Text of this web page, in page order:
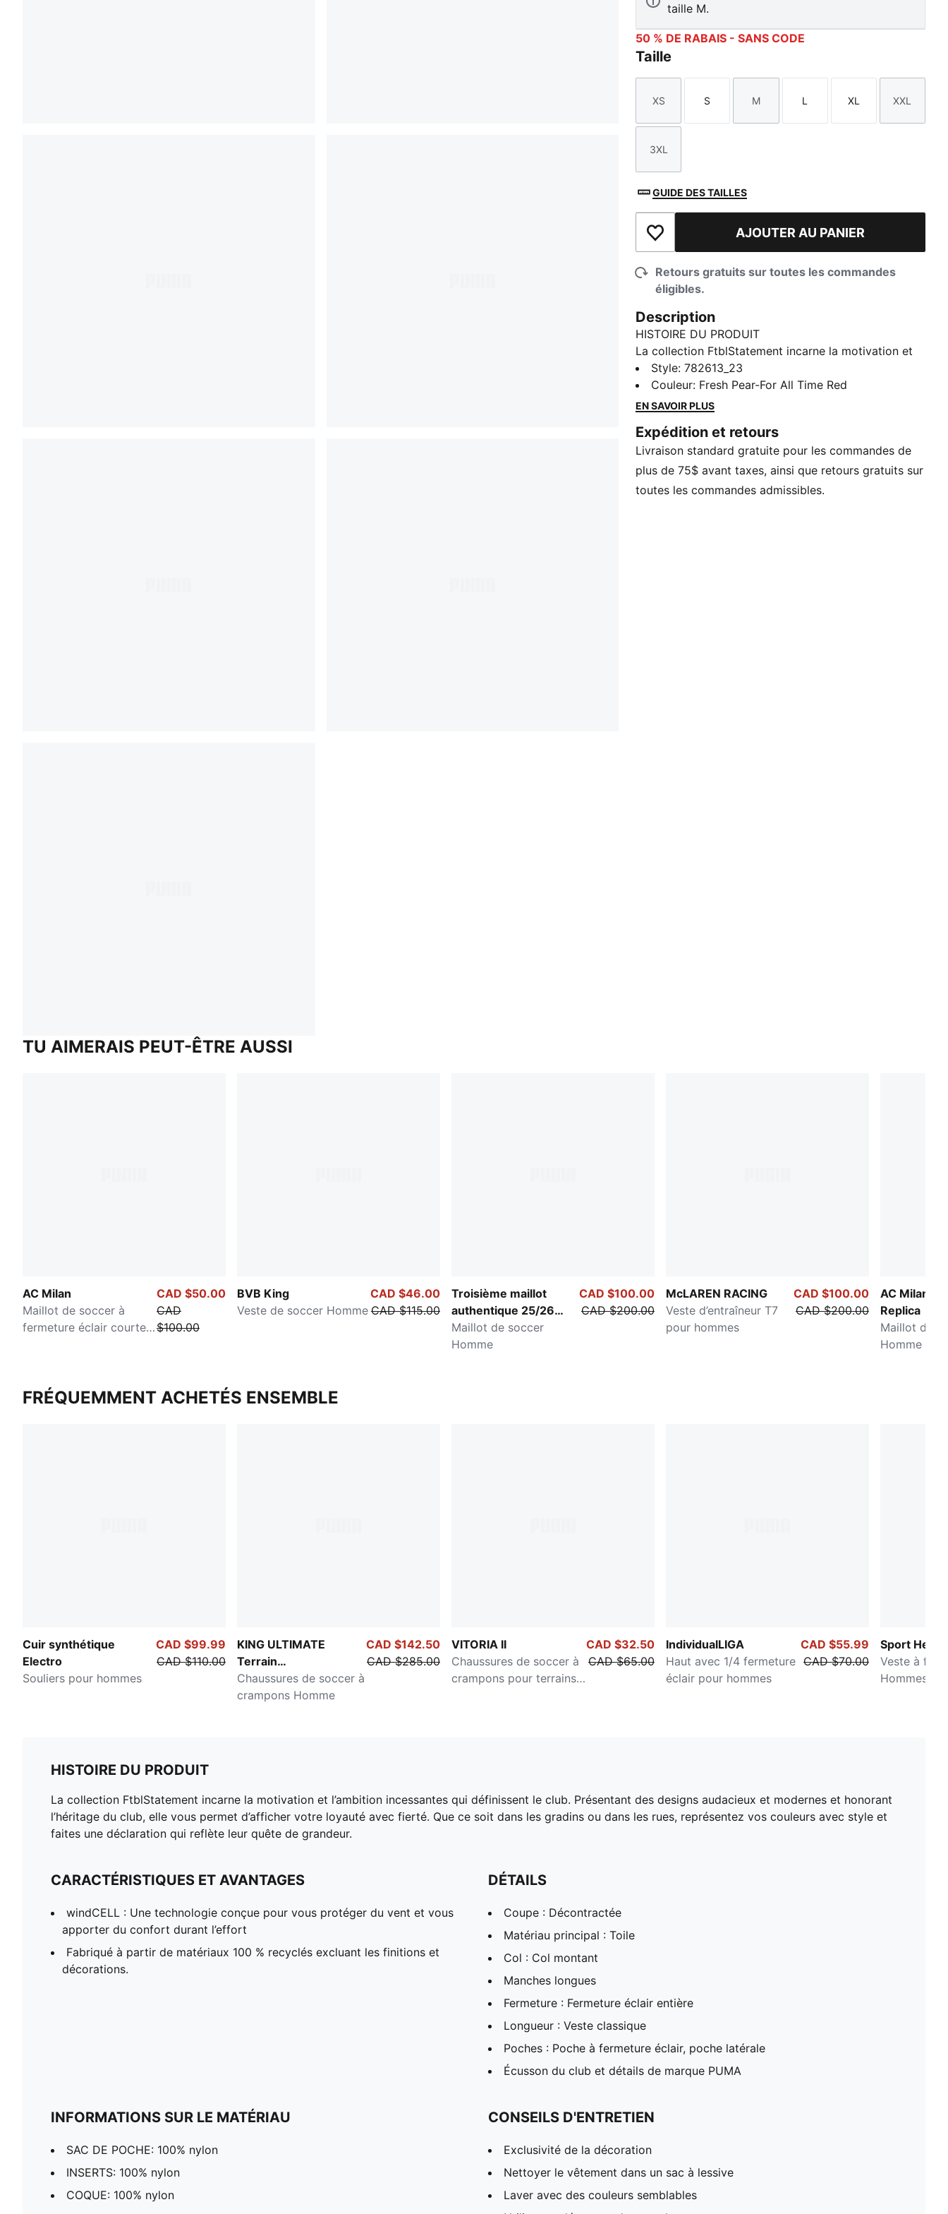
taille M.
50 % DE RABAIS - SANS CODE
Taille
Taille
XS
Taille
S
Taille
M
Taille
L
Taille
XL
Taille
XXL
Taille
3XL
GUIDE DES TAILLES
Ajouter à la liste de souhaits
AJOUTER AU PANIER
Retours gratuits sur toutes les commandes
éligibles.
Description
HISTOIRE DU PRODUIT
La collection FtblStatement incarne la motivation et
l’ambition incessantes qui définissent le club.
Présentant des designs audacieux et modernes et
honorant l’héritage du club, elle vous permet
les gradins ou dans les rues, représentez vos couleurs
avec style et faites une déclaration qui reflète leur
quête de grandeur.
CARACTÉRISTIQUES ET AVANTAGES
Style:782613_23
Couleur: Fresh Pear-For All Time Red
EN SAVOIR PLUS
Expédition et retours
Livraison standard gratuite pour les commandes de
plus de 75$ avant taxes, ainsi que retours gratuits sur
toutes les commandes admissibles.
TU AIMERAIS PEUT-ÊTRE AUSSI
AC Milan
Maillot de soccer à
fermeture éclair courte
CAD $50.00
CAD
$100.00
BVB King
Veste de soccer Homme
CAD $46.00
CAD $115.00
Troisième maillot
authentique 25/26
AC Milan
Maillot de soccer
Homme
CAD $100.00
CAD $200.00
McLAREN RACING
Veste d’entraîneur T7
pour hommes
CAD $100.00
CAD $200.00
AC Milan
Replica
Maillot de
Homme
FRÉQUEMMENT ACHETÉS ENSEMBLE
Cuir synthétique
Electro
Souliers pour hommes
CAD $99.99
CAD $110.00
KING ULTIMATE
Terrain
ferme/terrain
artificiel
Chaussures de soccer à
crampons Homme
CAD $142.50
CAD $285.00
VITORIA II
Chaussures de soccer à
crampons pour terrains
CAD $32.50
CAD $65.00
IndividualLIGA
Haut avec 1/4 fermeture
éclair pour hommes
CAD $55.99
CAD $70.00
Sport
Veste à
Hommes
HISTOIRE DU PRODUIT
La collection FtblStatement incarne la motivation et l’ambition incessantes qui définissent le club. Présentant des designs audacieux et modernes et honorant
l’héritage du club, elle vous permet d’afficher votre loyauté avec fierté. Que ce soit dans les gradins ou dans les rues, représentez vos couleurs avec style et
faites une déclaration qui reflète leur quête de grandeur.
CARACTÉRISTIQUES ET AVANTAGES
windCELL : Une technologie conçue pour vous protéger du vent et vous
apporter du confort durant l’effort
Fabriqué à partir de matériaux 100 % recyclés excluant les finitions et
décorations.
DÉTAILS
Coupe : Décontractée
Matériau principal : Toile
Col : Col montant
Manches longues
Fermeture : Fermeture éclair entière
Longueur : Veste classique
Poches : Poche à fermeture éclair, poche latérale
Écusson du club et détails de marque PUMA
INFORMATIONS SUR LE MATÉRIAU
SAC DE POCHE: 100% nylon
INSERTS: 100% nylon
COQUE: 100% nylon
CONSEILS D'ENTRETIEN
Exclusivité de la décoration
Nettoyer le vêtement dans un sac à lessive
Laver avec des couleurs semblables